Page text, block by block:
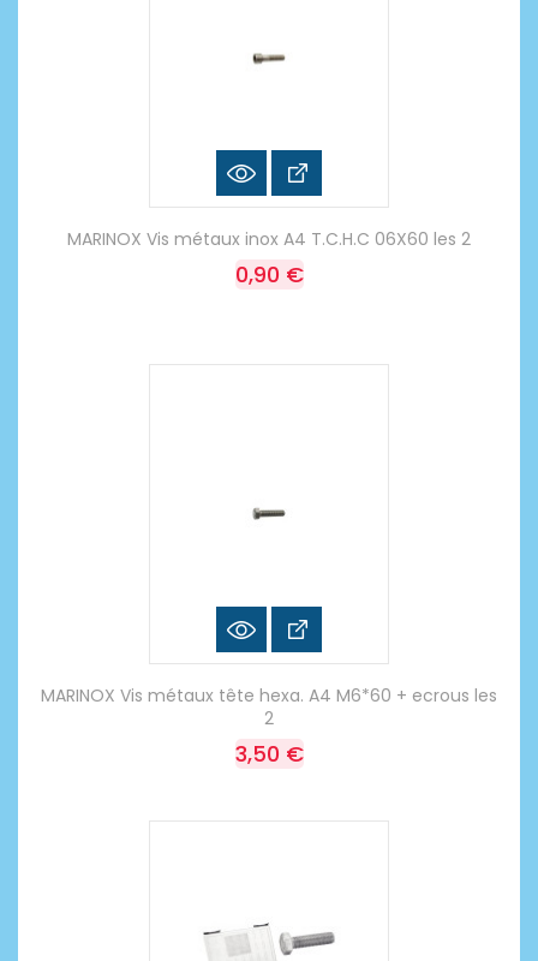
MARINOX Vis métaux inox A4 T.C.H.C 06X60 les 2
0,90 €
MARINOX Vis métaux tête hexa. A4 M6*60 + ecrous les
2
3,50 €